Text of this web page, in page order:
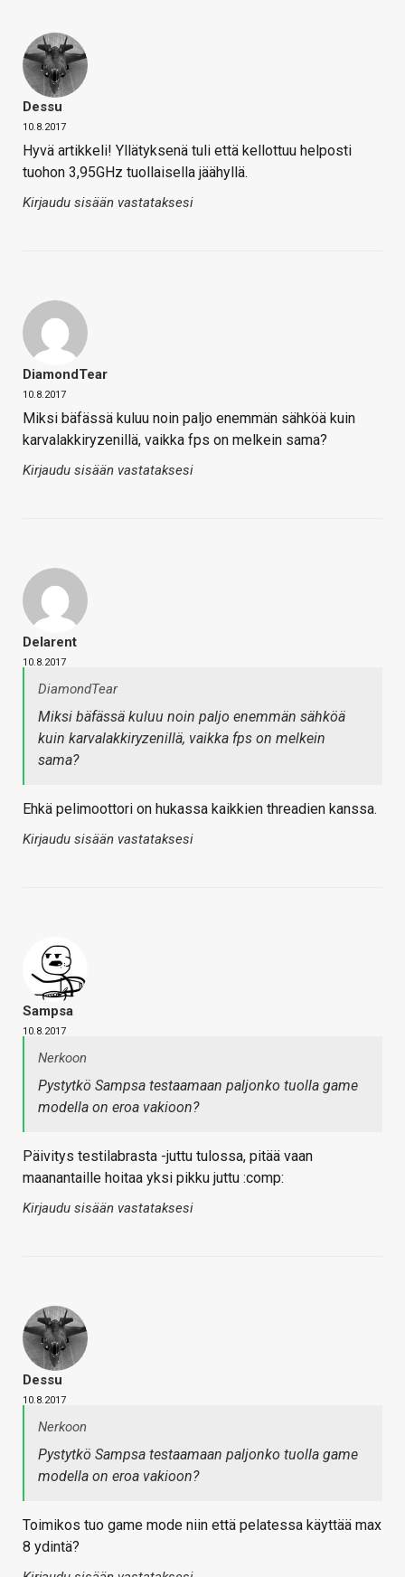
Dessu
10.8.2017
Hyvä artikkeli! Yllätyksenä tuli että kellottuu helposti
tuohon 3,95GHz tuollaisella jäähyllä.
Kirjaudu sisään vastataksesi
DiamondTear
10.8.2017
Miksi bäfässä kuluu noin paljo enemmän sähköä kuin
karvalakkiryzenillä, vaikka fps on melkein sama?
Kirjaudu sisään vastataksesi
Delarent
10.8.2017
DiamondTear
Miksi bäfässä kuluu noin paljo enemmän sähköä
kuin karvalakkiryzenillä, vaikka fps on melkein
sama?
Ehkä pelimoottori on hukassa kaikkien threadien kanssa.
Kirjaudu sisään vastataksesi
Sampsa
10.8.2017
Nerkoon
Pystytkö Sampsa testaamaan paljonko tuolla game
modella on eroa vakioon?
Päivitys testilabrasta -juttu tulossa, pitää vaan
maanantaille hoitaa yksi pikku juttu :comp:
Kirjaudu sisään vastataksesi
Dessu
10.8.2017
Nerkoon
Pystytkö Sampsa testaamaan paljonko tuolla game
modella on eroa vakioon?
Toimikos tuo game mode niin että pelatessa käyttää max
8 ydintä?